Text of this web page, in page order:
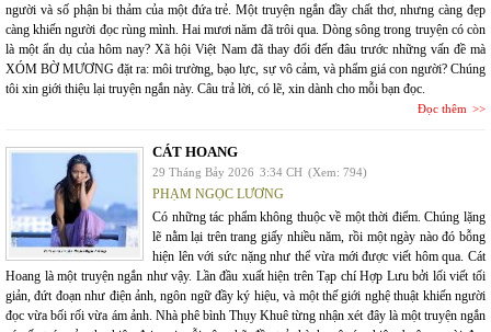
người và số phận bi thảm của một đứa trẻ. Một truyện ngắn đầy chất thơ, nhưng càng đẹp
càng khiến người đọc rùng mình. Hai mươi năm đã trôi qua. Dòng sông trong truyện có còn
là một ẩn dụ của hôm nay? Xã hội Việt Nam đã thay đổi đến đâu trước những vấn đề mà
XÓM BỜ MƯƠNG đặt ra: môi trường, bạo lực, sự vô cảm, và phẩm giá con người? Chúng
tôi xin giới thiệu lại truyện ngắn này. Câu trả lời, có lẽ, xin dành cho mỗi bạn đọc.
Đọc thêm
CÁT HOANG
29 Tháng Bảy 2026 3:34 CH (Xem: 794)
PHẠM NGỌC LƯƠNG
Có những tác phẩm không thuộc về một thời điểm. Chúng lặng
lẽ nằm lại trên trang giấy nhiều năm, rồi một ngày nào đó bỗng
hiện lên với sức nặng như thể vừa mới được viết hôm qua. Cát
Hoang là một truyện ngắn như vậy. Lần đầu xuất hiện trên Tạp chí Hợp Lưu bởi lối viết tối
giản, đứt đoạn như điện ảnh, ngôn ngữ đầy ký hiệu, và một thế giới nghệ thuật khiến người
đọc vừa bối rối vừa ám ảnh. Nhà phê bình Thụy Khuê từng nhận xét đây là một truyện ngắn